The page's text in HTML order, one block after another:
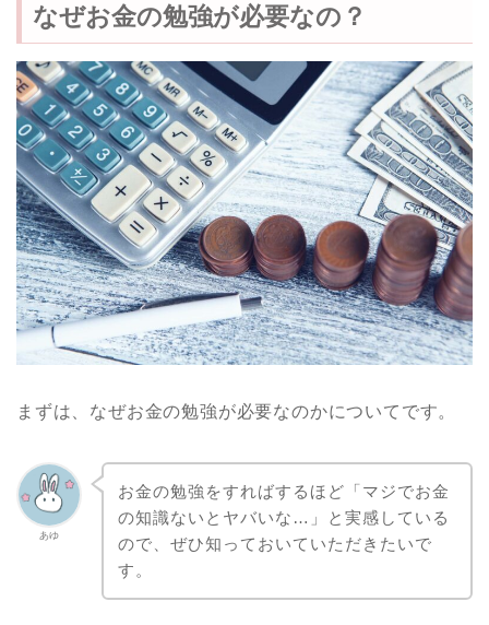
なぜお金の勉強が必要なの？
まずは、なぜお金の勉強が必要なのかについてです。
あゆ
お金の勉強をすればするほど「マジでお金
の知識ないとヤバいな…」と実感している
ので、ぜひ知っておいていただきたいで
す。